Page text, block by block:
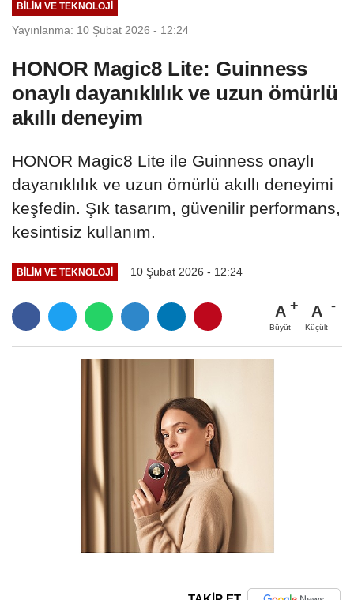
BILIM VE TEKNOLOJI
Yayınlanma: 10 Şubat 2026 - 12:24
HONOR Magic8 Lite: Guinness
onaylı dayanıklılık ve uzun ömürlü
akıllı deneyim
HONOR Magic8 Lite ile Guinness onaylı
dayanıklılık ve uzun ömürlü akıllı deneyimi
keşfedin. Şık tasarım, güvenilir performans,
kesintisiz kullanım.
BILIM VE TEKNOLOJI 10 Şubat 2026 - 12:24
A
Büyüt
A
Küçült